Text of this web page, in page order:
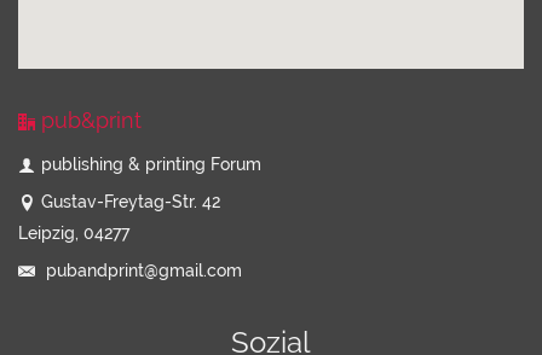
pub&print
publishing & printing Forum
Gustav-Freytag-Str. 42
Leipzig, 04277
pubandprint@gmail.com
Sozial